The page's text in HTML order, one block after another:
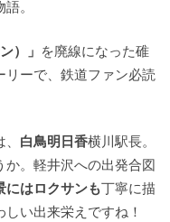
。
）」 を廃線になった碓
ーで、鉄道ファン必読
白鳥明日香横川駅長。
。軽井沢への出発合図
にはロクサンも丁寧に描
い出来栄えですね！